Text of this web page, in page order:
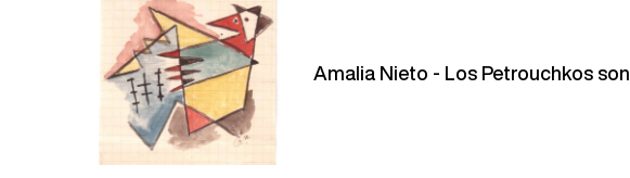
Amalia Nieto - Los Petrouchkos son